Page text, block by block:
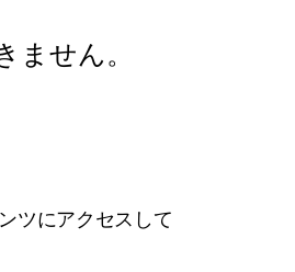
せん。
ツにアクセスして